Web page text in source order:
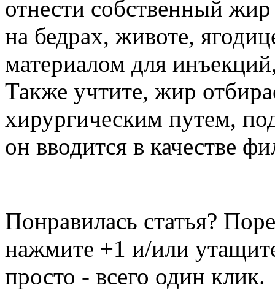
отнести собственный
на бедрах, животе,
материалом для
Также учтите, жир
хирургическим путем,
он вводится в качестве
Понравилась статья?
нажмите +1 и/или
просто - всего один клик.